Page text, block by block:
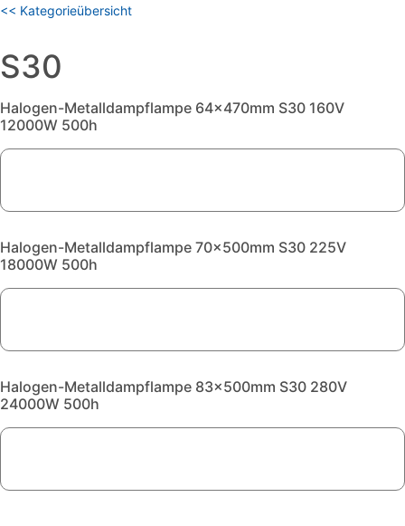
<< Kategorieübersicht
S30
Halogen-Metalldampflampe 64x470mm S30 160V
12000W 500h
Halogen-Metalldampflampe 70x500mm S30 225V
18000W 500h
Halogen-Metalldampflampe 83x500mm S30 280V
24000W 500h